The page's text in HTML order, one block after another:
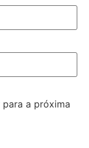
para a próxima